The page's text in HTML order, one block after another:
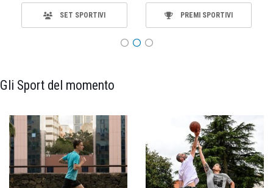
SET SPORTIVI PREMI SPORTIVI
Gli Sport del momento